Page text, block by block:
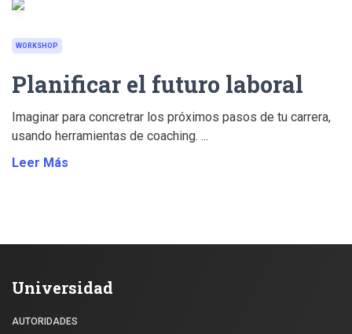
WORKSHOP
Planificar el futuro laboral
Imaginar para concretrar los próximos pasos de tu carrera,
usando herramientas de coaching. ...
Leer Más
Universidad
AUTORIDADES